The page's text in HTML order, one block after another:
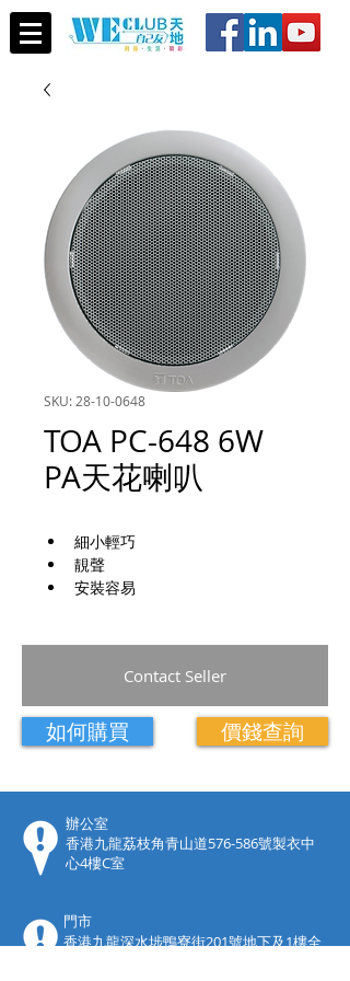
SKU: 28-10-0648
TOA PC-648 6W
PA天花喇叭
細小輕巧
靚聲
安裝容易
Contact Seller
如何購買 價錢查詢
​辦公室
香港九龍荔枝角青山道576-586號製衣中
心4樓C室
門市
香港九龍深水埗鴨寮街201號地下及1樓全